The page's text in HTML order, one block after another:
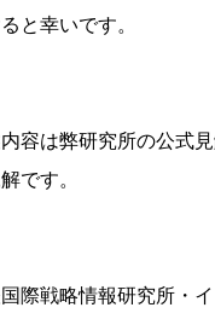
と幸いです。
容は弊研究所の公式見
です。
際戦略情報研究所・